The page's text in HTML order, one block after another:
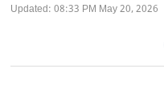
Updated: 08:33 PM May 20, 2026